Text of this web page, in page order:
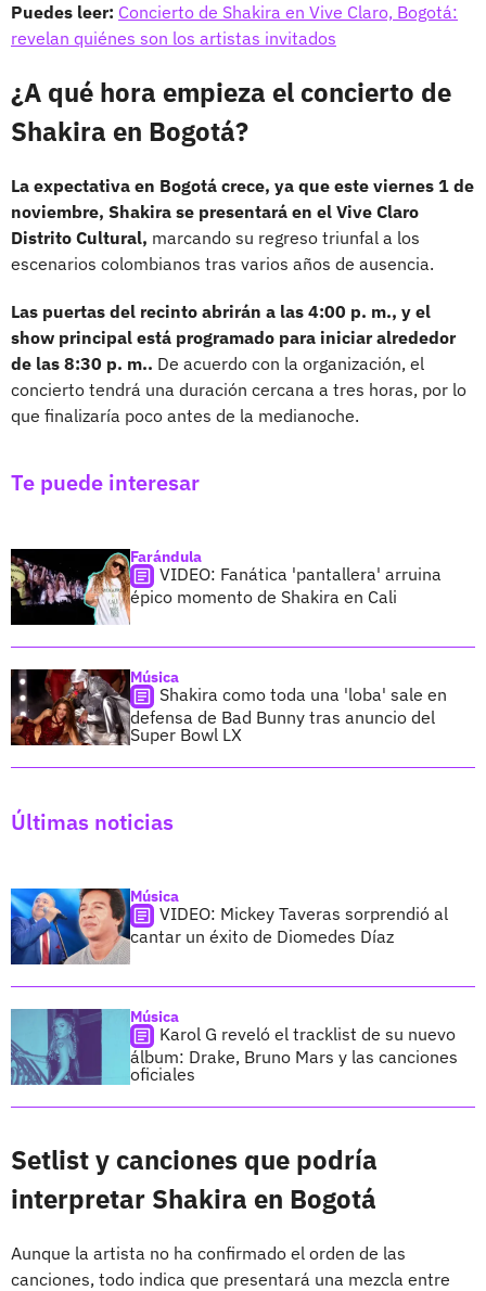
Puedes leer: Concierto de Shakira en Vive Claro, Bogotá:
revelan quiénes son los artistas invitados
¿A qué hora empieza el concierto de
Shakira en Bogotá?
La expectativa en Bogotá crece, ya que este viernes 1 de
noviembre, Shakira se presentará en el Vive Claro
Distrito Cultural, marcando su regreso triunfal a los
escenarios colombianos tras varios años de ausencia.
Las puertas del recinto abrirán a las 4:00 p. m., y el
show principal está programado para iniciar alrededor
de las 8:30 p. m.. De acuerdo con la organización, el
concierto tendrá una duración cercana a tres horas, por lo
que finalizaría poco antes de la medianoche.
Te puede interesar
Farándula
VIDEO: Fanática 'pantallera' arruina
épico momento de Shakira en Cali
Música
Shakira como toda una 'loba' sale en
defensa de Bad Bunny tras anuncio del
Super Bowl LX
Últimas noticias
Música
VIDEO: Mickey Taveras sorprendió al
cantar un éxito de Diomedes Díaz
Música
Karol G reveló el tracklist de su nuevo
álbum: Drake, Bruno Mars y las canciones
oficiales
Setlist y canciones que podría
interpretar Shakira en Bogotá
Aunque la artista no ha confirmado el orden de las
canciones, todo indica que presentará una mezcla entre